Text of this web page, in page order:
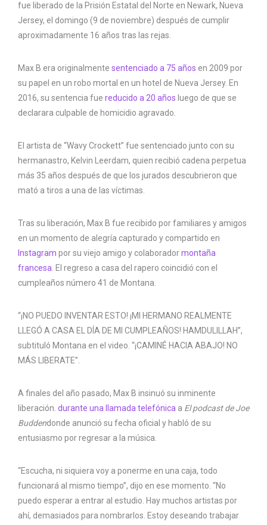
fue liberado de la Prisión Estatal del Norte en Newark, Nueva
Jersey, el domingo (9 de noviembre) después de cumplir
aproximadamente 16 años tras las rejas.
Max B era originalmente sentenciado a 75 años en 2009 por
su papel en un robo mortal en un hotel de Nueva Jersey. En
2016, su sentencia fue reducido a 20 años luego de que se
declarara culpable de homicidio agravado.
El artista de “Wavy Crockett” fue sentenciado junto con su
hermanastro, Kelvin Leerdam, quien recibió cadena perpetua
más 35 años después de que los jurados descubrieron que
mató a tiros a una de las víctimas.
Tras su liberación, Max B fue recibido por familiares y amigos
en un momento de alegría capturado y compartido en
Instagram por su viejo amigo y colaboradormontaña
francesa. El regreso a casa del rapero coincidió con el
cumpleaños número 41 de Montana.
“¡NO PUEDO INVENTAR ESTO! ¡MI HERMANO REALMENTE
LLEGÓ A CASA EL DÍA DE MI CUMPLEAÑOS! HAMDULILLAH”,
subtituló Montana en el video. “¡CAMINÉ HACIA ABAJO! NO
MÁS LIBERATE”.
A finales del año pasado, Max B insinuó su inminente
liberación. durante una llamada telefónica a El podcast de Joe
Buddendonde anunció su fecha oficial y habló de su
entusiasmo por regresar a la música.
“Escucha, ni siquiera voy a ponerme en una caja, todo
funcionará al mismo tiempo”, dijo en ese momento. “No
puedo esperar a entrar al estudio. Hay muchos artistas por
ahí, demasiados para nombrarlos. Estoy deseando trabajar